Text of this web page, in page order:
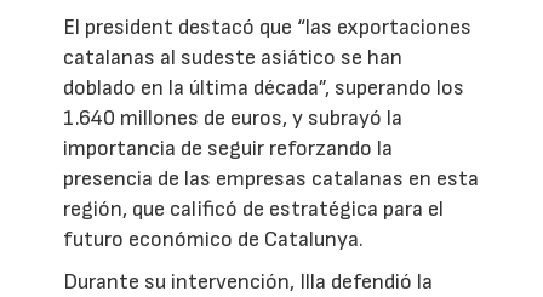
El president destacó que “las exportaciones
catalanas al sudeste asiático se han
doblado en la última década”, superando los
1.640 millones de euros, y subrayó la
importancia de seguir reforzando la
presencia de las empresas catalanas en esta
región, que calificó de estratégica para el
futuro económico de Catalunya.
Durante su intervención, Illa defendió la